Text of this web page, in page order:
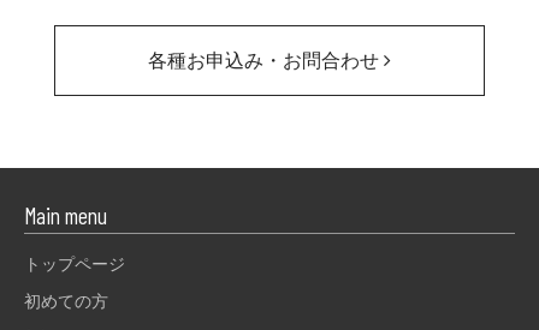
各種お申込み・お問合わせ
Main menu
トップページ
初めての方